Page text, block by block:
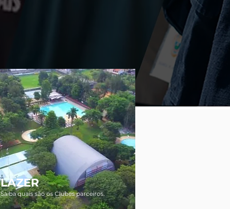
LAZER
Saiba quais são os Clubes parceiros.